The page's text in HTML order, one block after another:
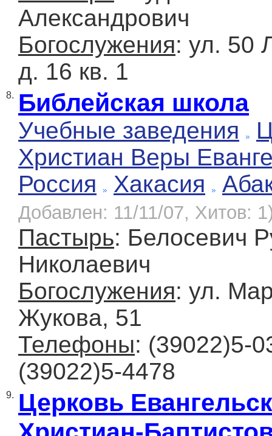
Александрович
Богослужения: ул. 50
д. 16 кв. 1
8. Библейская школа
Учебные заведения
Христиан Веры
Россия
Хакасия
Добавлен: 11/11/07, Хитов:
Пастырь: Белосевич
Николаевич
Богослужения: ул.
Жукова, 51
Телефоны: (39022)5-
(39022)5-4478
9. Церковь